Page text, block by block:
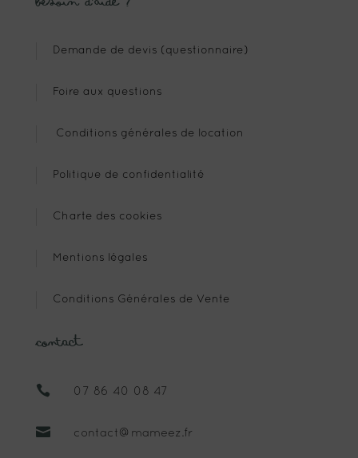
Demande de devis (questionnaire)
Foire aux questions
Conditions générales de location
Politique de confidentialité
Charte des cookies
Mentions légales
Conditions Générales de Vente
Contact
 07 86 40 08 47
 contact@mameez.fr